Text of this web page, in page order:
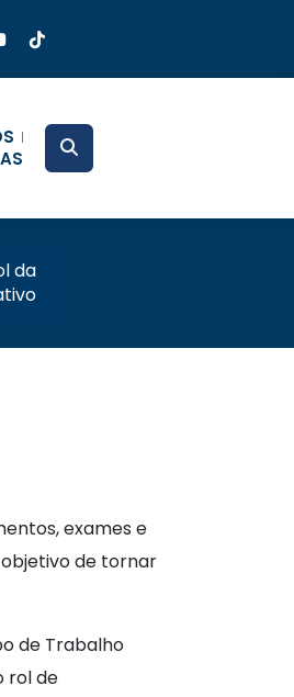
da
exames e
de tornar
de Trabalho
rol de